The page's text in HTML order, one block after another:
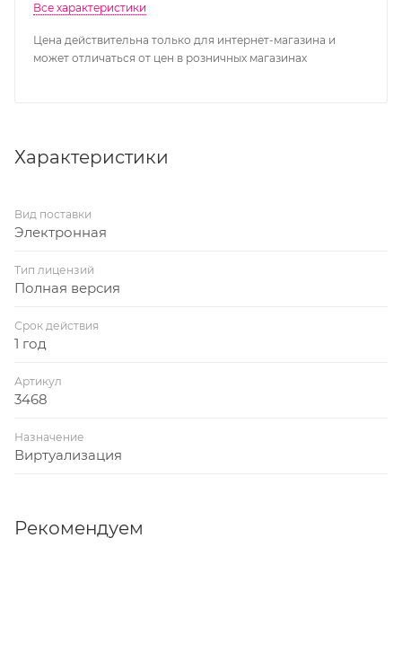
Все характеристики
Цена действительна только для интернет-магазина и
может отличаться от цен в розничных магазинах
Характеристики
Вид поставки
Электронная
Тип лицензий
Полная версия
Срок действия
1 год
Артикул
3468
Назначение
Виртуализация
Рекомендуем